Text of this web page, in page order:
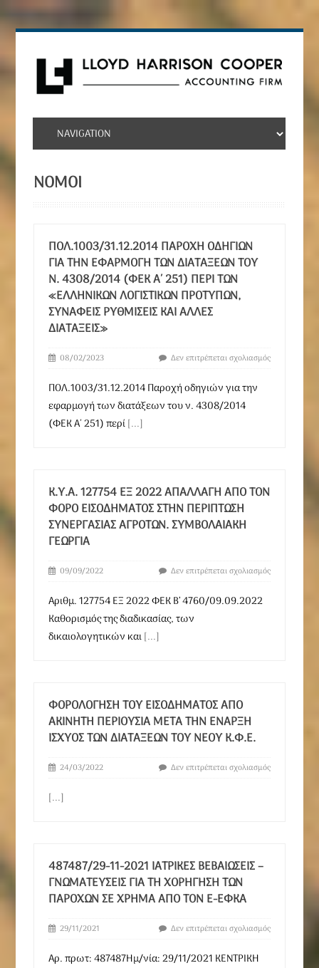
ΝΌΜΟΙ
ΠΟΛ.1003/31.12.2014 ΠΑΡΟΧΉ ΟΔΗΓΙΏΝ
ΓΙΑ ΤΗΝ ΕΦΑΡΜΟΓΉ ΤΩΝ ΔΙΑΤΆΞΕΩΝ ΤΟΥ
Ν. 4308/2014 (ΦΕΚ Α΄ 251) ΠΕΡΊ ΤΩΝ
«ΕΛΛΗΝΙΚΏΝ ΛΟΓΙΣΤΙΚΏΝ ΠΡΟΤΎΠΩΝ,
ΣΥΝΑΦΕΊΣ ΡΥΘΜΊΣΕΙΣ ΚΑΙ ΆΛΛΕΣ
ΔΙΑΤΆΞΕΙΣ»
08/02/2023 Δεν επιτρέπεται σχολιασμός
ΠΟΛ.1003/31.12.2014 Παροχή οδηγιών για την
εφαρμογή των διατάξεων του ν. 4308/2014
(ΦΕΚ Α΄ 251) περί[...]
Κ.Υ.Α. 127754 ΕΞ 2022 ΑΠΑΛΛΑΓΉ ΑΠΌ ΤΟΝ
ΦΌΡΟ ΕΙΣΟΔΉΜΑΤΟΣ ΣΤΗΝ ΠΕΡΊΠΤΩΣΗ
ΣΥΝΕΡΓΑΣΊΑΣ ΑΓΡΟΤΏΝ. ΣΥΜΒΟΛΑΙΑΚΉ
ΓΕΩΡΓΊΑ
09/09/2022 Δεν επιτρέπεται σχολιασμός
Αριθμ. 127754 ΕΞ 2022 ΦΕΚ B’ 4760/09.09.2022
Καθορισμός της διαδικασίας, των
δικαιολογητικών και[...]
ΦΟΡΟΛΌΓΗΣΗ ΤΟΥ ΕΙΣΟΔΉΜΑΤΟΣ ΑΠΌ
ΑΚΊΝΗΤΗ ΠΕΡΙΟΥΣΊΑ ΜΕΤΆ ΤΗΝ ΈΝΑΡΞΗ
ΙΣΧΎΟΣ ΤΩΝ ΔΙΑΤΆΞΕΩΝ ΤΟΥ ΝΈΟΥ Κ.Φ.Ε.
24/03/2022 Δεν επιτρέπεται σχολιασμός
[...]
487487/29-11-2021 ΙΑΤΡΙΚΈΣ ΒΕΒΑΙΏΣΕΙΣ –
ΓΝΩΜΑΤΕΎΣΕΙΣ ΓΙΑ ΤΗ ΧΟΡΉΓΗΣΗ ΤΩΝ
ΠΑΡΟΧΏΝ ΣΕ ΧΡΉΜΑ ΑΠΌ ΤΟΝ E-ΕΦΚΑ
29/11/2021 Δεν επιτρέπεται σχολιασμός
Αρ. πρωτ: 487487Ημ/νία: 29/11/2021 ΚΕΝΤΡΙΚΗ